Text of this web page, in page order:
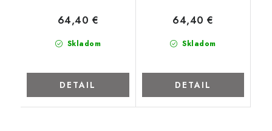
Napíšte nám
Obchodné podmienky
Podmienky ochrany osobných údajov
Cookies
O firme
Hodnotenie obchodu
Odstúpenie od zmluvy - vrátenie
Skladom
64,40 €
DETAIL
Skladom
64,40 €
DETAIL